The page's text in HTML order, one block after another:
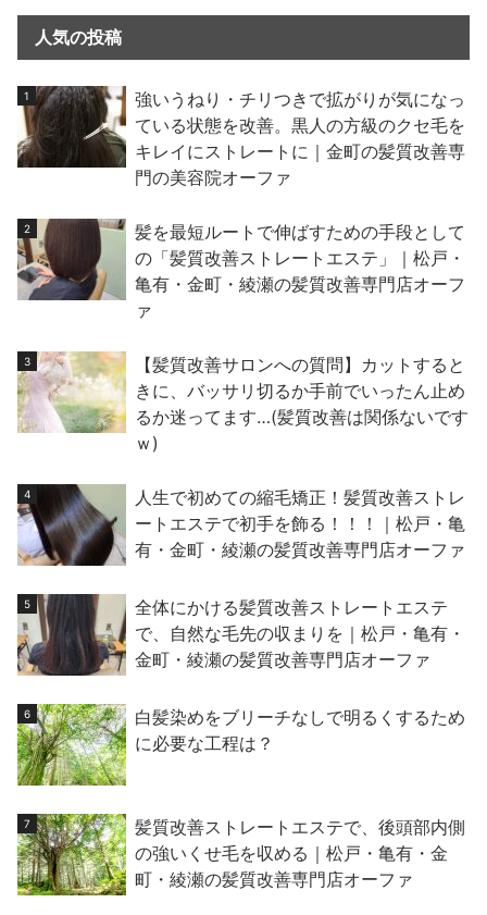
人気の投稿
強いうねり・チリつきで拡がりが気になっ
ている状態を改善。黒人の方級のクセ毛を
キレイにストレートに｜金町の髪質改善専
門の美容院オーファ
髪を最短ルートで伸ばすための手段として
の「髪質改善ストレートエステ」｜松戸・
亀有・金町・綾瀬の髪質改善専門店オーフ
ァ
【髪質改善サロンへの質問】カットすると
きに、バッサリ切るか手前でいったん止め
るか迷ってます…(髪質改善は関係ないです
ｗ)
人生で初めての縮毛矯正！髪質改善ストレ
ートエステで初手を飾る！！！｜松戸・亀
有・金町・綾瀬の髪質改善専門店オーファ
全体にかける髪質改善ストレートエステ
で、自然な毛先の収まりを｜松戸・亀有・
金町・綾瀬の髪質改善専門店オーファ
白髪染めをブリーチなしで明るくするため
に必要な工程は？
髪質改善ストレートエステで、後頭部内側
の強いくせ毛を収める｜松戸・亀有・金
町・綾瀬の髪質改善専門店オーファ